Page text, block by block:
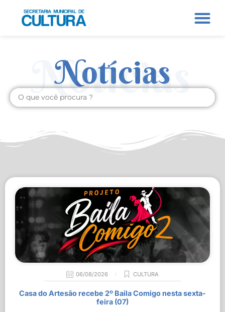
Notícias
Notícias
06/08/2026 CULTURA
Casa do Artesão recebe 2º Baila Comigo nesta sexta-
feira (07)